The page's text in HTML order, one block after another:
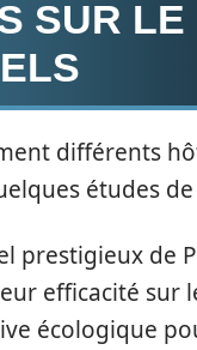
SUR
différents
études de
prestigieux de
efficacité sur
écologique